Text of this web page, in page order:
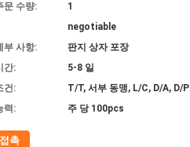
문 수량:
1
negotiable
부 사항:
판지 상자 포장
간:
5-8 일
건:
T/T, 서부 동맹, L/C, D/A, D/P
력:
주 당 100pcs
접촉